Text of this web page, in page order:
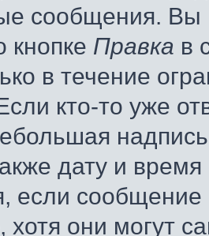
сообщения. Вы
кнопке Правка в
в течение
кто-то уже
дату и
если
хотя они могут